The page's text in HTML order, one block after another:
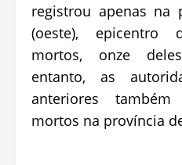
registrou apenas na
(oeste), epicentro
mortos, onze
entanto, as
anteriores
mortos na província